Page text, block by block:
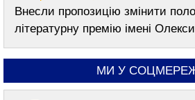
Внесли пропозицію змінити
літературну премію імені
МИ У